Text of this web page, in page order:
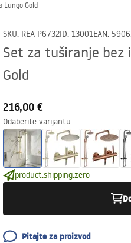
Lungo Gold
SKU: REA-P6732ID: 13001EAN:
Set za tuširanje bez
Gold
216,00 €
Odaberite varijantu
product:shipping.zero
Pitajte za proizvod